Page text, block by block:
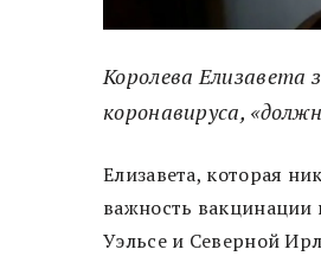
Королева
коронавируса,
Елизавета, которая
важность
Уэльсе и Северной